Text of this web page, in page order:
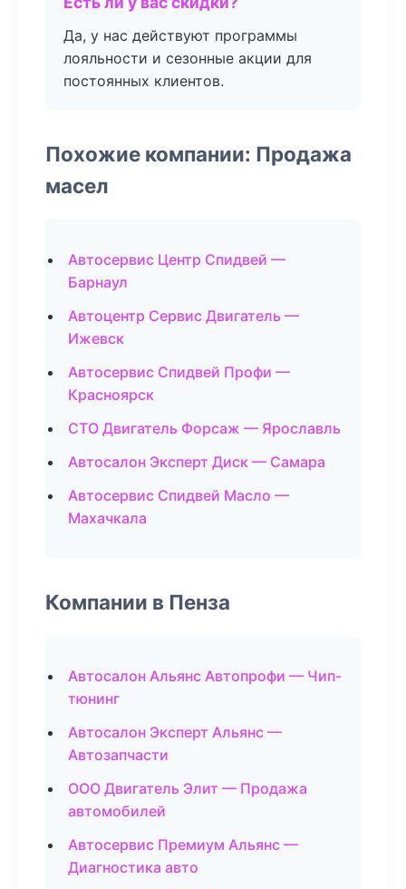
Да, у нас действуют программы
лояльности и сезонные акции для
постоянных клиентов.
Похожие компании: Продажа
масел
Автосервис Центр Спидвей —
Барнаул
Автоцентр Сервис Двигатель —
Ижевск
Автосервис Спидвей Профи —
Красноярск
СТО Двигатель Форсаж — Ярославль
Автосалон Эксперт Диск — Самара
Автосервис Спидвей Масло —
Махачкала
Компании в Пенза
Автосалон Альянс Автопрофи — Чип-
тюнинг
Автосалон Эксперт Альянс —
Автозапчасти
ООО Двигатель Элит — Продажа
автомобилей
Автосервис Премиум Альянс —
Диагностика авто